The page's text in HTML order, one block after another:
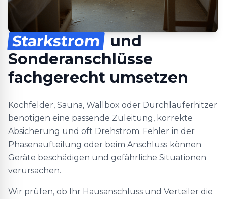
Starkstrom
und
Sonderanschlüsse
fachgerecht umsetzen
Kochfelder, Sauna, Wallbox oder Durchlauferhitzer
benötigen eine passende Zuleitung, korrekte
Absicherung und oft Drehstrom. Fehler in der
Phasenaufteilung oder beim Anschluss können
Geräte beschädigen und gefährliche Situationen
verursachen.
Wir prüfen, ob Ihr Hausanschluss und Verteiler die